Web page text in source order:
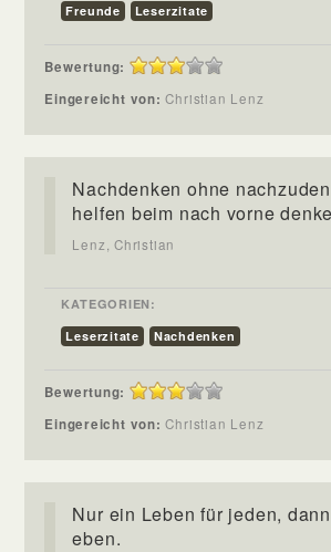
Freunde
Leserzitate
Bewertung:
Eingereicht von:Christian Lenz
Nachdenken ohne
helfen beim nach vorne
Lenz, Christian
KATEGORIEN:
Leserzitate
Nachdenken
Bewertung:
Eingereicht von:Christian Lenz
Nur ein Leben für jeden,
eben.